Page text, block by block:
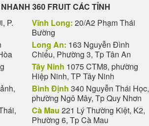
360 FRUIT CÁC TỈNH
P.
Vĩnh Long: 20/A2 Phạm Thái
Bường
Long An: 163 Nguyễn Đình
Chiểu, Phường 3, Tp Tân An
Tây Ninh 1075 CTM8, phường
Hiệp Ninh, TP Tây Ninh
Bình Định 340 Nguyễn Thái Học,
phường Ngô Mây, Tp Quy Nhơn
Cà Mau 221 Lý Thường Kiệt, K2,
Phường 6, Tp Cà Mau